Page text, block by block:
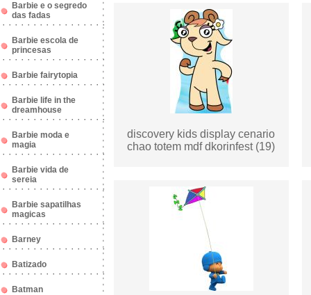
Barbie e o segredo
das fadas
Barbie escola de
princesas
Barbie fairytopia
Barbie life in the
dreamhouse
Barbie moda e
magia
Barbie vida de
sereia
Barbie sapatilhas
magicas
Barney
Batizado
Batman
discovery kids display cenario
chao totem mdf dkorinfest (19)